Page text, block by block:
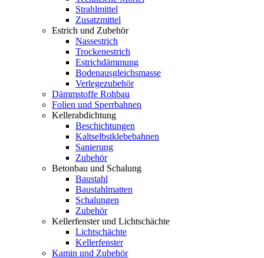
Strahlmittel
Zusatzmittel
Estrich und Zubehör
Nassestrich
Trockenestrich
Estrichdämmung
Bodenausgleichsmasse
Verlegezubehör
Dämmstoffe Rohbau
Folien und Sperrbahnen
Kellerabdichtung
Beschichtungen
Kaltselbstklebebahnen
Sanierung
Zubehör
Betonbau und Schalung
Baustahl
Baustahlmatten
Schalungen
Zubehör
Kellerfenster und Lichtschächte
Lichtschächte
Kellerfenster
Kamin und Zubehör